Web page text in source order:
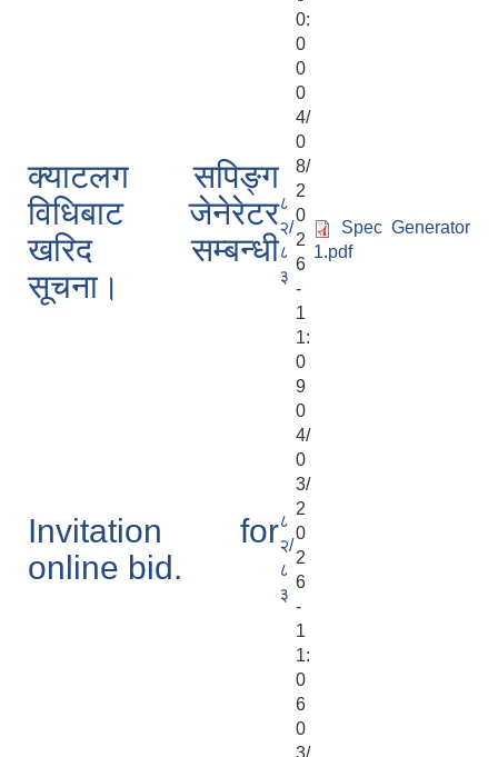
0:
0
0
क्याटलग सपिङ्ग
विधिबाट जेनेरेटर
खरिद सम्बन्धी
सूचना।
८
२/
८
३
0
4/
0
8/
2
0
2
6
-
1
1:
0
9
Spec Generator
1.pdf
Invitation for
online bid.
८
२/
८
३
0
4/
0
3/
2
0
2
6
-
1
1:
0
6
0
3/